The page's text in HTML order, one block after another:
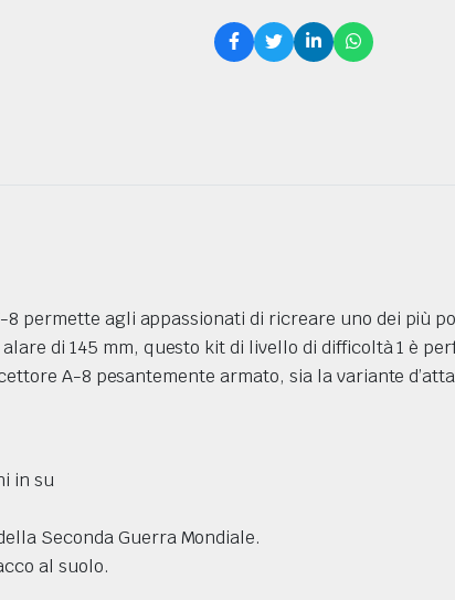
permette agli appassionati di ricreare uno dei più
di 145 mm, questo kit di livello di difficoltà 1 è
A-8 pesantemente armato, sia la variante
in su
Seconda Guerra Mondiale.
al suolo.